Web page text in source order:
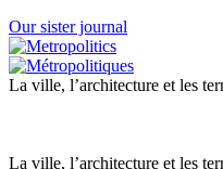
Our sister journal
La ville, l’architecture et les
La ville, l’architecture et les